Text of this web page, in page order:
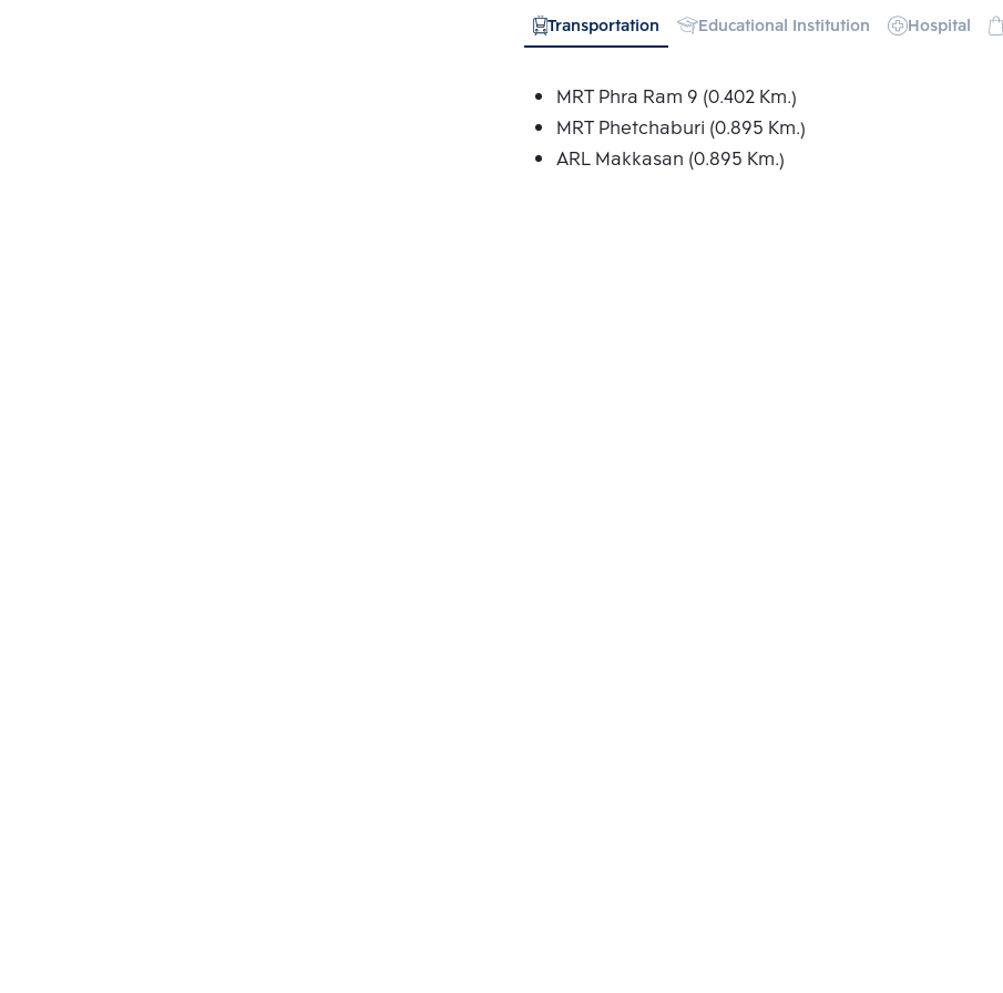
Transportation Educational Institution Hospital
MRT Phra Ram 9 (0.402 Km.)
MRT Phetchaburi (0.895 Km.)
ARL Makkasan (0.895 Km.)